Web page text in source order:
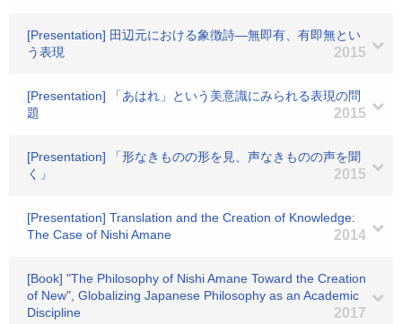
[Presentation] 田辺元における象徴詩―無即有、有即無とい
う表現
2015
[Presentation] 「あはれ」という美意識にみられる表現の問
題
2015
[Presentation] 「形なきものの形を見、声なきものの声を聞
く」
2015
[Presentation] Translation and the Creation of Knowledge:
The Case of Nishi Amane
2014
[Book] "The Philosophy of Nishi Amane Toward the Creation
of New", Globalizing Japanese Philosophy as an Academic
Discipline
2017